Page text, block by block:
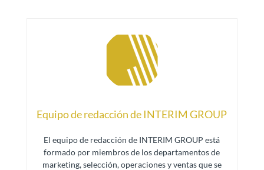
Equipo de redacción de INTERIM GROUP
El equipo de redacción de INTERIM GROUP está
formado por miembros de los departamentos de
marketing, selección, operaciones y ventas que se